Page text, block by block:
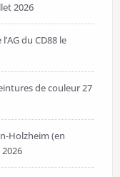
2026
du CD88 le
de couleur27
Holzheim (en